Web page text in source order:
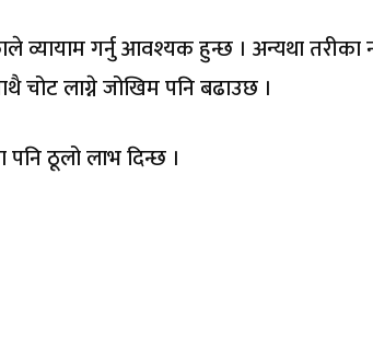
व्यायाम गर्नु आवश्यक हुन्छ । अन्यथा तरीका
चोट लाग्ने जोखिम पनि बढाउछ ।
पनि ठूलो लाभ दिन्छ ।